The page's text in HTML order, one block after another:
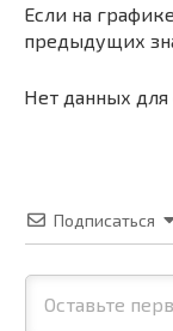
Если на
предыдущих
Нет данных для
Подписаться